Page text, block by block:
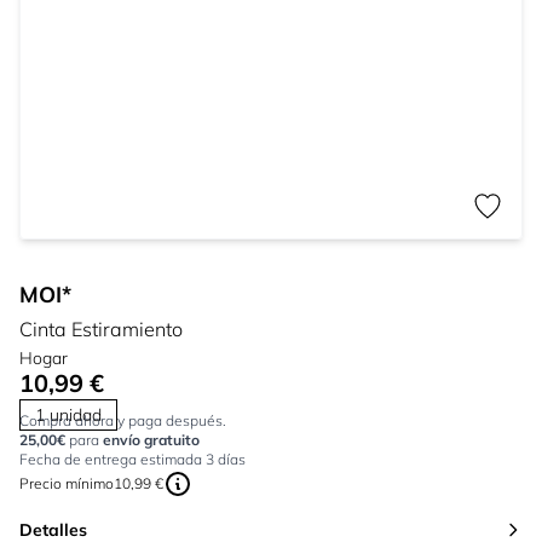
MOI*
Cinta Estiramiento
Hogar
10,99 €
1 unidad
Compra ahora y paga después.
25,00€ para envío gratuito
Fecha de entrega estimada 3 días
Precio mínimo10,99 €
Detalles